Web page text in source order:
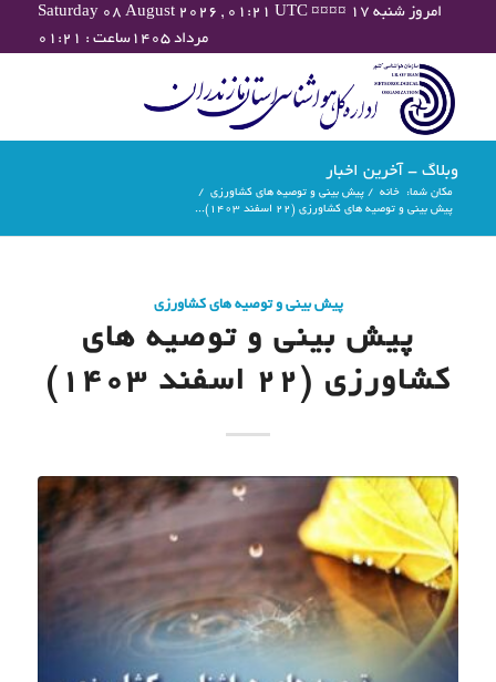
Saturday 08 August 2026 , 01:21 UTC ¤¤¤¤ امروز شنبه ۱۷
مرداد ۱۴۰۵ساعت : ۰۱:۲۱
وبلاگ - آخرین اخبار
مکان شما: خانه / پیش بینی و توصیه های کشاورزی /
پیش بینی و توصیه های کشاورزی (22 اسفند ۱۴۰۳)...
پیش بینی و توصیه های کشاورزی
پیش بینی و توصیه های
کشاورزی (22 اسفند ۱۴۰۳)